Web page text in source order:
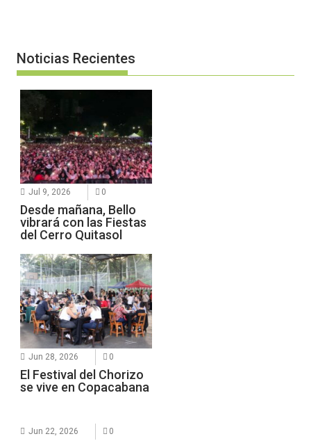
Noticias Recientes
Jul 9, 2026 0
Desde mañana, Bello
vibrará con las Fiestas
del Cerro Quitasol
Jun 28, 2026 0
El Festival del Chorizo
se vive en Copacabana
Jun 22, 2026 0